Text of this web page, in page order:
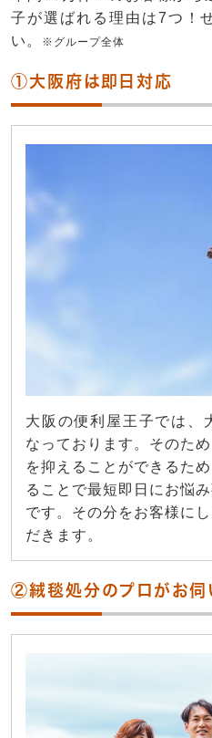
子が選ばれる理由は7つ！
い。
※グループ全体
①大阪府は即日対応
大阪の便利屋王子では、
なっております。そのた
を抑えることができるた
ることで最短即日にお悩
です。その分をお客様に
だきます。
②絨毯処分のプロがお伺